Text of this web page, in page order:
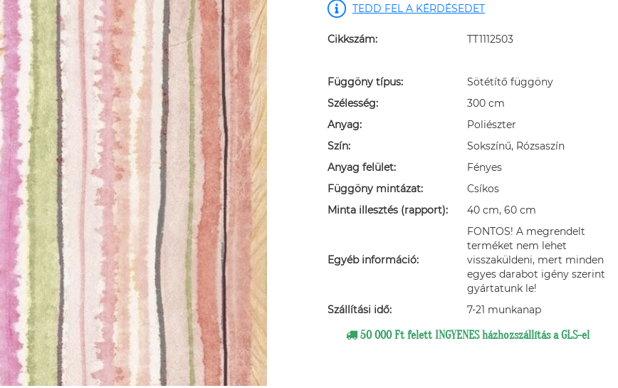
TEDD FEL A KÉRDÉSEDET
Cikkszám: TT1112503
Függöny típus:
Sötétítő függöny
Szélesség:
300 cm
Anyag:
Poliészter
Szín:
Sokszínű, Rózsaszín
Anyag felület:
Fényes
Függöny mintázat:
Csíkos
Minta illesztés (rapport):
40 cm, 60 cm
Egyéb információ:
FONTOS! A megrendelt
terméket nem lehet
visszaküldeni, mert minden
egyes darabot igény szerint
gyártatunk le!
Szállítási idő:
7-21 munkanap
50 000 Ft felett INGYENES házhozszállítás a GLS-el